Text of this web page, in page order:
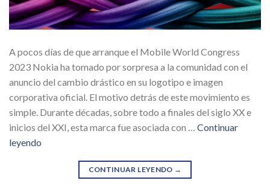
A pocos días de que arranque el Mobile World Congress
2023 Nokia ha tomado por sorpresa a la comunidad con el
anuncio del cambio drástico en su logotipo e imagen
corporativa oficial. El motivo detrás de este movimiento es
simple. Durante décadas, sobre todo a finales del siglo XX e
inicios del XXI, esta marca fue asociada con … Continuar
leyendo
CONTINUAR LEYENDO →